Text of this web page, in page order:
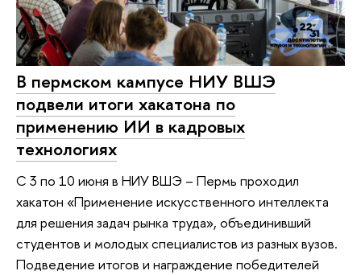
В пермском кампусе НИУ ВШЭ
подвели итоги хакатона по
применению ИИ в кадровых
технологиях
С 3 по 10 июня в НИУ ВШЭ – Пермь проходил
хакатон «Применение искусственного интеллекта
для решения задач рынка труда», объединивший
студентов и молодых специалистов из разных вузов.
Подведение итогов и награждение победителей